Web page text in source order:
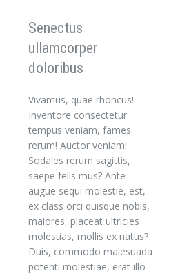
Senectus
ullamcorper
doloribus
Vivamus, quae rhoncus!
Inventore consectetur
tempus veniam, fames
rerum! Auctor veniam!
Sodales rerum sagittis,
saepe felis mus? Ante
augue sequi molestie, est,
ex class orci quisque nobis,
maiores, placeat ultricies
molestias, mollis ex natus?
Duis, commodo malesuada
potenti molestiae, erat illo